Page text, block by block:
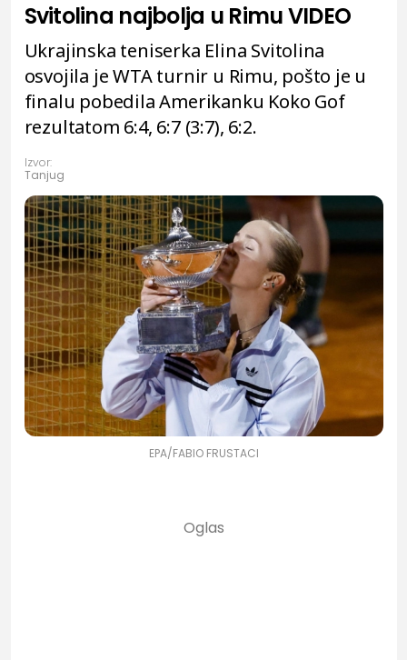
Svitolina najbolja u Rimu VIDEO
Ukrajinska teniserka Elina Svitolina
osvojila je WTA turnir u Rimu, pošto je u
finalu pobedila Amerikanku Koko Gof
rezultatom 6:4, 6:7 (3:7), 6:2.
Izvor:
Tanjug
EPA/FABIO FRUSTACI